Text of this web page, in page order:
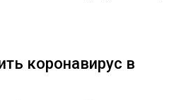
коронавирус в